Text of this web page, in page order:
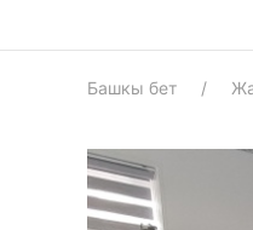
Башкы бет